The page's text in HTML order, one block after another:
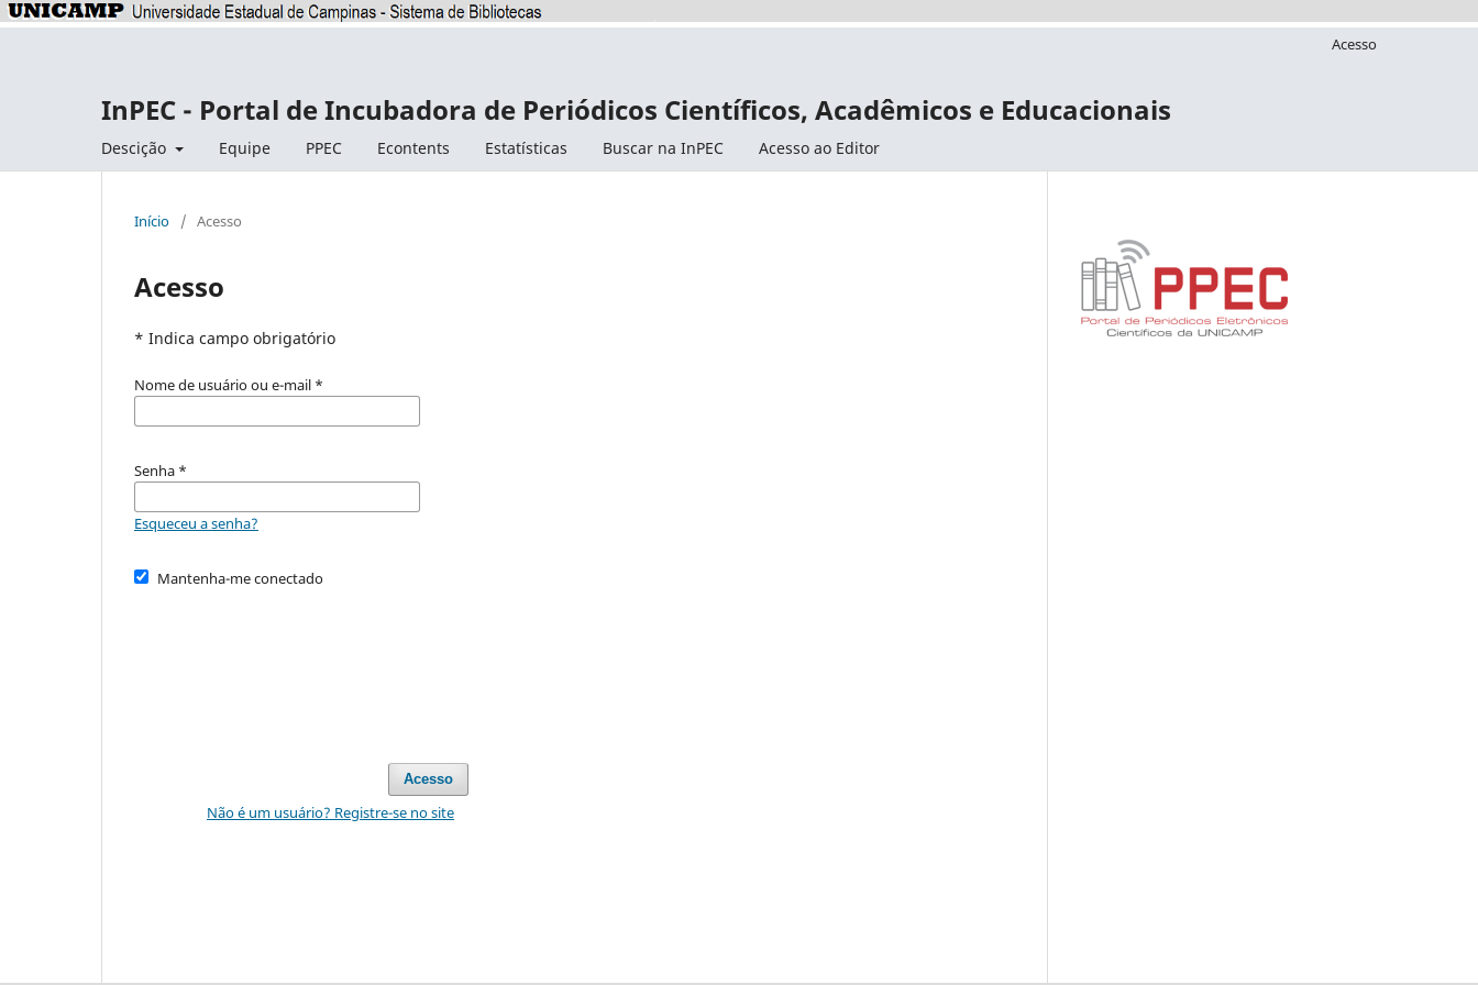
InPEC - Portal de Incubadora de Periódicos Científicos, Acadêmicos e Educacionais
Descição Equipe PPEC Econtents Estatísticas Buscar na InPEC Acesso ao Editor
Acesso
Início / Acesso
Acesso
* Indica campo obrigatório
Nome de usuário ou e-mail *
Senha *
Esqueceu a senha?
Mantenha-me conectado
Acesso
Não é um usuário? Registre-se no site